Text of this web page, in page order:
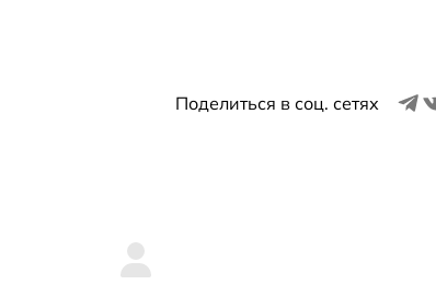
Поделиться в соц. сетях